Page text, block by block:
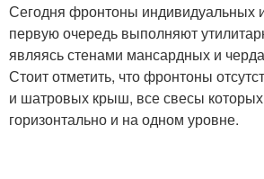
Сегодня фронтоны индивидуальных
первую очередь выполняют
являясь стенами мансардных и
Стоит отметить, что фронтоны
и шатровых крыш, все свесы
горизонтально и на одном уровне.